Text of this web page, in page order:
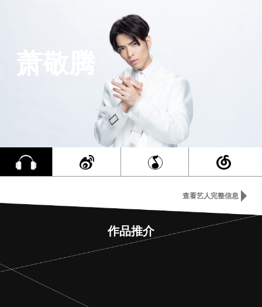
萧敬腾
查看艺人完整信息
作品推介